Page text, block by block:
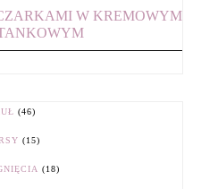
W KREMOWYM
(46)
(15)
(18)